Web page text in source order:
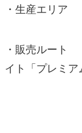
・生産エリア
・販売ルート
イト「プレミア